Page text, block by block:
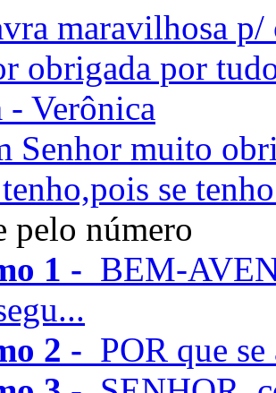
maravilhosa
obrigada por
- Verônica
Senhor muito
se
pelo número
1 - BEM-
2 - POR que